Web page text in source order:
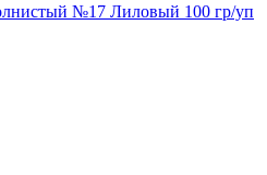
№17 Лиловый 100 гр/уп